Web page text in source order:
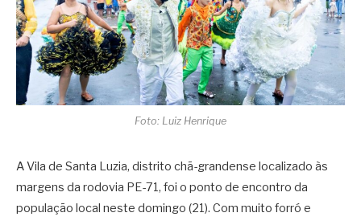
Foto: Luiz Henrique
A Vila de Santa Luzia, distrito chã-grandense localizado às
margens da rodovia PE-71, foi o ponto de encontro da
população local neste domingo (21). Com muito forró e